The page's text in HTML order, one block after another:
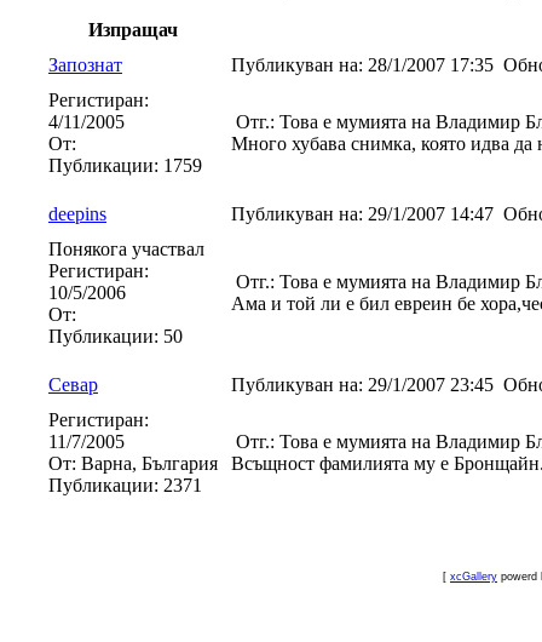
Изпращач
Запознат
Публикуван на: 28/1/2007 17:35
Регистиран:
4/11/2005
От:
Публикации: 1759
Отг.: Това е мумията на Владимир
Много хубава снимка, която идва
deepins Публикуван на: 29/1/2007 14:47
Понякога участвал
Регистиран:
10/5/2006
От:
Публикации: 50
Отг.: Това е мумията на Владимир
Ама и той ли е бил евреин бе
Севар Публикуван на: 29/1/2007 23:45
Регистиран:
11/7/2005
От: Варна, България
Публикации: 2371
Отг.: Това е мумията на Владимир
Всъщност фамилията му е
[ xcGallery